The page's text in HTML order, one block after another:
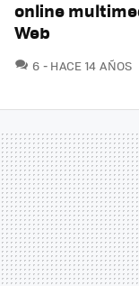
online
Web
6 COMENTARIOS
HACE 14 AÑOS